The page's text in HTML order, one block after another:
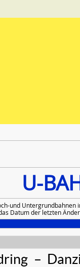
U-
und
Datum der letzten
–